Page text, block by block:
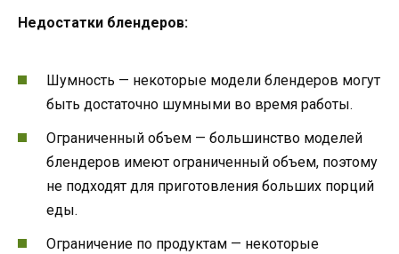
Недостатки блендеров:
Шумность — некоторые модели блендеров могут
быть достаточно шумными во время работы.
Ограниченный объем — большинство моделей
блендеров имеют ограниченный объем, поэтому
не подходят для приготовления больших порций
еды.
Ограничение по продуктам — некоторые